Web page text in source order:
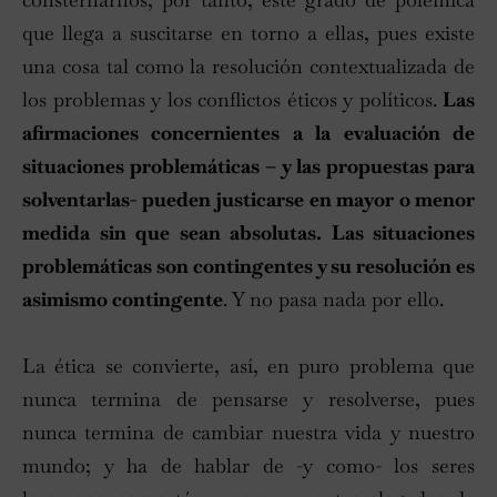
que llega a suscitarse en torno a ellas, pues existe
una cosa tal como la resolución contextualizada de
los problemas y los conflictos éticos y políticos. Las
afirmaciones concernientes a la evaluación de
situaciones problemáticas – y las propuestas para
solventarlas- pueden justicarse en mayor o menor
medida sin que sean absolutas. Las situaciones
problemáticas son contingentes y su resolución es
asimismo contingente. Y no pasa nada por ello.
La ética se convierte, así, en puro problema que
nunca termina de pensarse y resolverse, pues
nunca termina de cambiar nuestra vida y nuestro
mundo; y ha de hablar de -y como- los seres